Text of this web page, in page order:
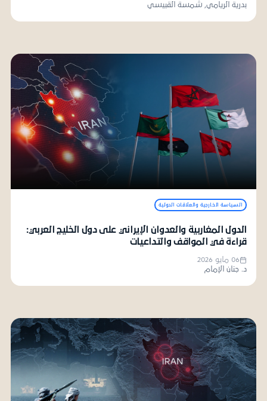
بدرية الريامي, شمسة القبيسي
السياسة الخارجية والعلاقات الدولية
الدول المغاربية والعدوان الإيراني على دول الخليج العربي:
قراءة في المواقف والتداعيات
06 مايو 2026
د. جنان الإمام